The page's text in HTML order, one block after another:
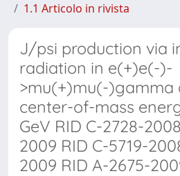
1.1 Articolo in rivista
J/psi production via
radiation in e(+)e(-)-
>mu(+)mu(-)gamma
center-of-mass
GeV RID C-2728-
2009 RID C-5719-
2009 RID A-2675-